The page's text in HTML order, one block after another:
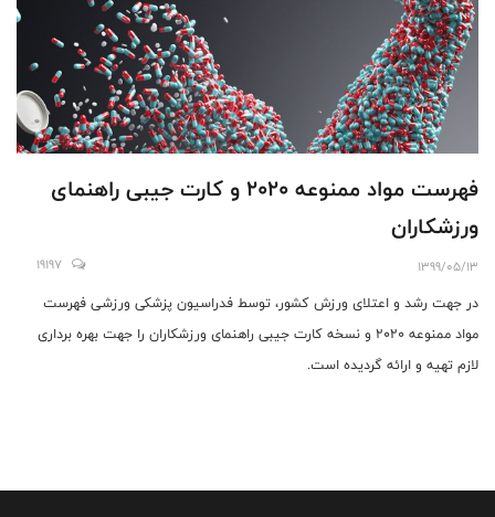
فهرست مواد ممنوعه 2020 و کارت جیبی راهنمای
ورزشکاران
1399/05/13
19197
در جهت رشد و اعتلای ورزش کشور، توسط فدراسیون پزشکی ورزشی فهرست
مواد ممنوعه 2020 و نسخه کارت جیبی راهنمای ورزشکاران را جهت بهره برداری
لازم تهیه و ارائه گردیده است.